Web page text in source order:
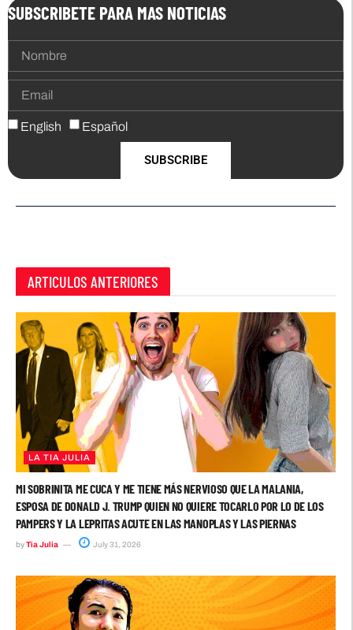
SUBSCRIBETE PARA MAS NOTICIAS
English Español
SUBSCRIBE
ARTICULOS ANTERIORES
LA TIA JULIA
MI SOBRINITA ME CUCA Y ME TIENE MÁS NERVIOSO QUE LA MALANIA,
ESPOSA DE DONALD J. TRUMP QUIEN NO QUIERE TOCARLO POR LO DE LOS
PAMPERS Y LA LEPRITAS ACUTE EN LAS MANOPLAS Y LAS PIERNAS
byTia Julia July 31, 2026